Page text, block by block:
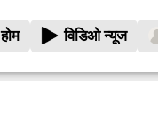
होम विडिओ न्यूज